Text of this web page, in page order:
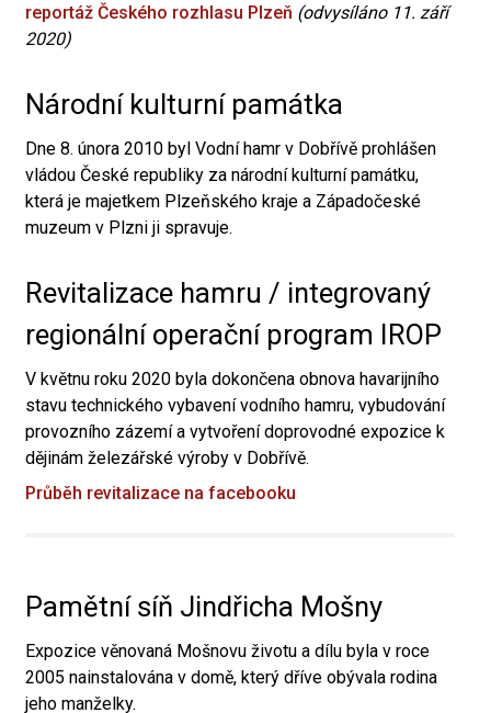
reportáž Českého rozhlasu Plzeň (odvysíláno 11. září
2020)
Národní kulturní památka
Dne 8. února 2010 byl Vodní hamr v Dobřívě prohlášen
vládou České republiky za národní kulturní památku,
která je majetkem Plzeňského kraje a Západočeské
muzeum v Plzni ji spravuje.
Revitalizace hamru / integrovaný
regionální operační program IROP
V květnu roku 2020 byla dokončena obnova havarijního
stavu technického vybavení vodního hamru, vybudování
provozního zázemí a vytvoření doprovodné expozice k
dějinám železářské výroby v Dobřívě.
Průběh revitalizace na facebooku
Pamětní síň Jindřicha Mošny
Expozice věnovaná Mošnovu životu a dílu byla v roce
2005 nainstalována v domě, který dříve obývala rodina
jeho manželky.